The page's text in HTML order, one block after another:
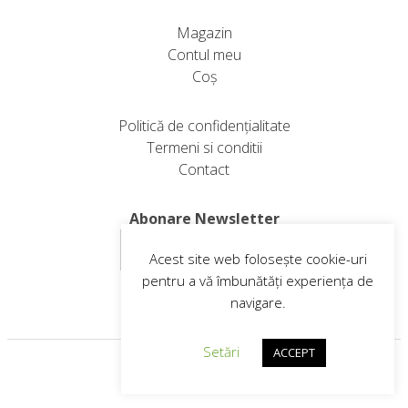
Magazin
Contul meu
Coș
Politică de confidențialitate
Termeni si conditii
Contact
Abonare Newsletter
VIP
Acest site web folosește cookie-uri
pentru a vă îmbunătăți experiența de
navigare.
Setări ACCEPT